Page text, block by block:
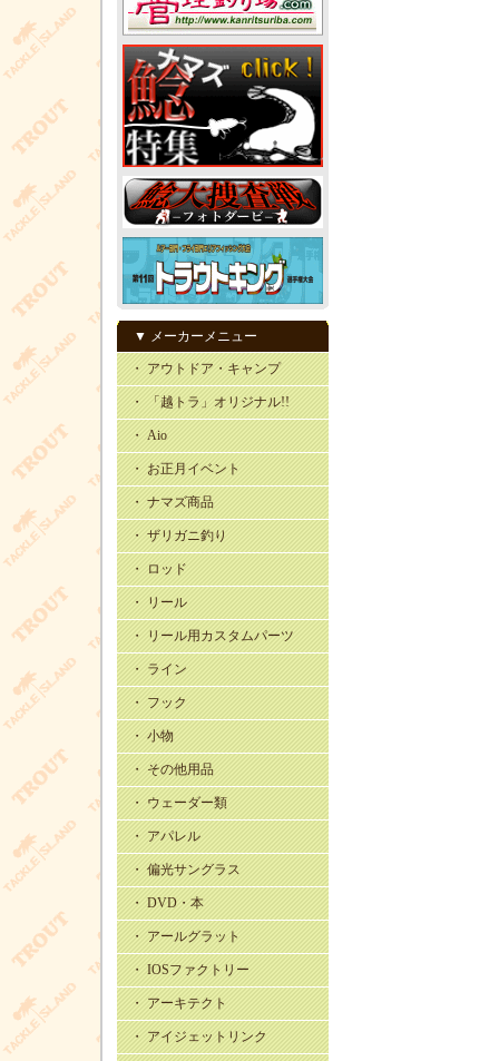
▼ メーカーメニュー
・ アウトドア・キャンプ
・ 「越トラ」オリジナル!!
・ Aio
・ お正月イベント
・ ナマズ商品
・ ザリガニ釣り
・ ロッド
・ リール
・ リール用カスタムパーツ
・ ライン
・ フック
・ 小物
・ その他用品
・ ウェーダー類
・ アパレル
・ 偏光サングラス
・ DVD・本
・ アールグラット
・ IOSファクトリー
・ アーキテクト
・ アイジェットリンク